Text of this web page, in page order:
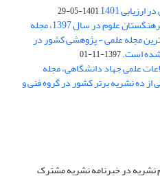
1401
1401-05-29
بر اساس ارزیابی انجام شده توسط فرهنگستان علوم در سال 1397، مجله
مجله علمی - پژوهشی کشور در
شده است.1397-11-01
علمی جهاد دانشگاهی، مجله
از ده نشریه برتر کشور در گروه فنی و
نشریه در خبرنامه نشریه مشترک